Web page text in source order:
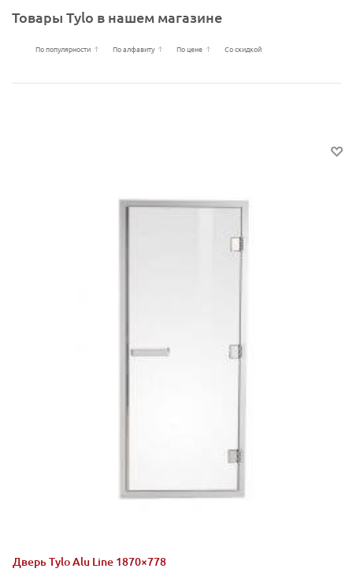
Товары Tylo в нашем магазине
По популярности По алфавиту По цене Со скидкой
Дверь Tylo Alu Line 1870×778